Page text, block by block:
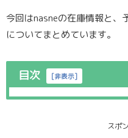
今回はnasneの在庫情報と、
についてまとめています。
目次 [非表示]
スポ